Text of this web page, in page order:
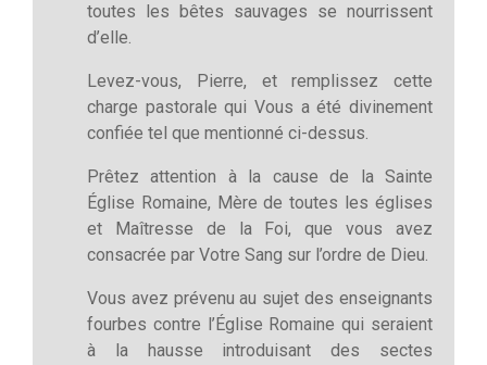
toutes les bêtes sauvages se nourrissent
d’elle.
Levez-vous, Pierre, et remplissez cette
charge pastorale qui Vous a été divinement
confiée tel que mentionné ci-dessus.
Prêtez attention à la cause de la Sainte
Église Romaine, Mère de toutes les églises
et Maîtresse de la Foi, que vous avez
consacrée par Votre Sang sur l’ordre de Dieu.
Vous avez prévenu au sujet des enseignants
fourbes contre l’Église Romaine qui seraient
à la hausse introduisant des sectes